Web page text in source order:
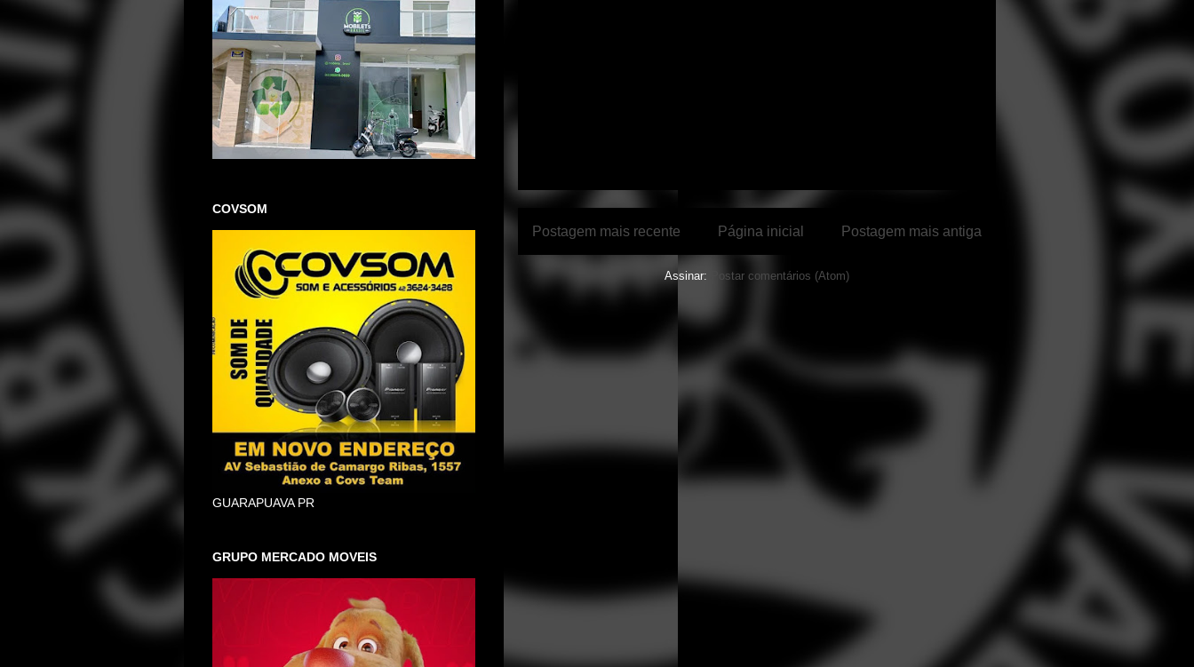
Postagem mais recente Postagem mais antiga
Página inicial
Assinar: Postar comentários (Atom)
COVSOM
GUARAPUAVA PR
GRUPO MERCADO MOVEIS